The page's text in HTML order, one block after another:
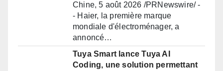
Chine, 5 août 2026 /PRNewswire/ -
- Haier, la première marque
mondiale d'électroménager, a
annoncé…
Tuya Smart lance Tuya AI
Coding, une solution permettant